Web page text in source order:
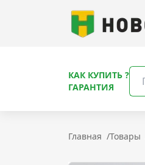
КАК КУПИТЬ ?
ГАРАНТИЯ
Главная /Товары